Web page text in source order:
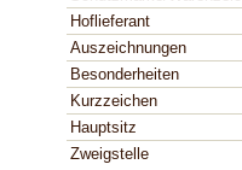
Hoflieferant
Auszeichnungen
Besonderheiten
Kurzzeichen
Hauptsitz
Zweigstelle